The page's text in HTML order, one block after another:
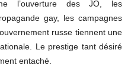
l’ouverture des JO, les
gay, les campagnes
russe tiennent une
Le prestige tant désiré
entaché.